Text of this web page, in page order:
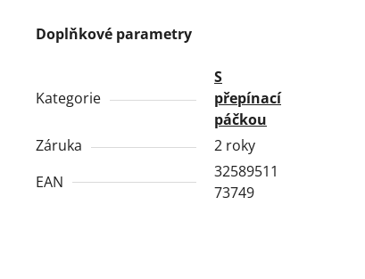
Doplňkové parametry
Kategorie
S
přepínací
páčkou
Záruka
2 roky
EAN
32589511
73749